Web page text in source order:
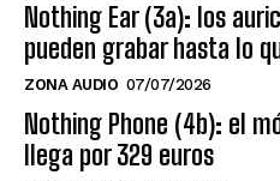
Nothing Ear (3a): los
pueden grabar hasta lo
ZONA AUDIO 07/07/2026
Nothing Phone (4b): el
llega por 329 euros